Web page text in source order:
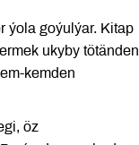
ýola goýulýar. Kitap
ukyby tötänden
kemden
öz